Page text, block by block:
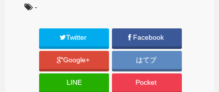
-
Twitter Facebook
Google+ はてブ
LINE Pocket